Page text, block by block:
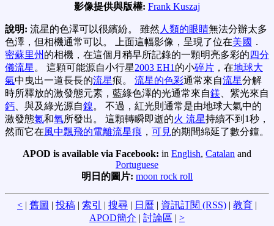
影像提供與版權: Frank Kuszaj
說明: 流星的色澤可以很繽紛。 雖然人類的眼睛無法分辦太多
色澤，但相機通常可以。 上面這幅影像，呈現了位在美國 ．
密蘇里州 的相機，在這個月稍早所記錄的一顆明亮多彩的 四分
儀流星。 這顆可能源自小行星2003 EH1的小碎片 ，在地球大
氣中曳出一道長長的流星痕。 流星的色彩通常來自流星分解
時所釋放的激發態元素，藍綠色澤的光通常來自鎂、紫光來自
鈣、與及綠光源自鎳。 不過，紅光則通常是由地球大氣中的
激發態氮和氧所發出。 這顆轉瞬即逝的火 流星持續不到1秒，
然而它在風中飄飛的電離流星痕 ， 可見的期間綿延了數分鐘。
APOD is available via Facebook: in English, Catalan and
Portuguese
明日的圖片: moon rock roll
< 舊圖 投稿 索引 搜尋 日曆 資訊訂閱 (RSS) 教育
APOD簡介
討論區 >